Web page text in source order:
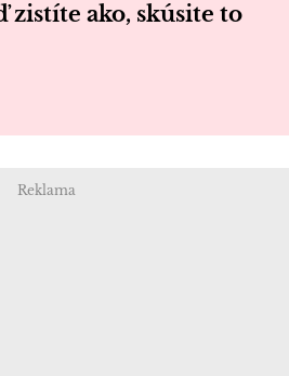
zistíte ako, skúsite to
Reklama